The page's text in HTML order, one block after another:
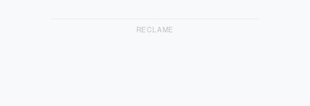
RECLAME